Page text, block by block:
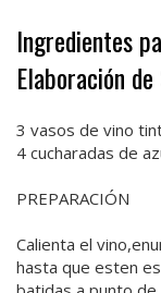
Ingredientes
Elaboración
3 vasos de vino
4 cucharadas de
PREPARACIÓN
Calienta el
hasta que esten